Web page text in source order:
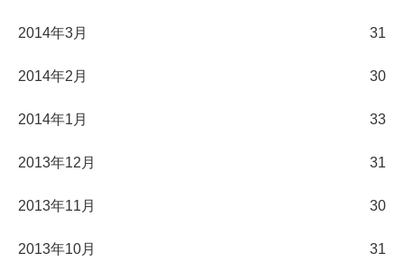
2014年3月 31
2014年2月 30
2014年1月 33
2013年12月 31
2013年11月 30
2013年10月 31